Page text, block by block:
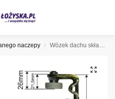
naczepy / Wózek dachu składanego naczepy, 052438